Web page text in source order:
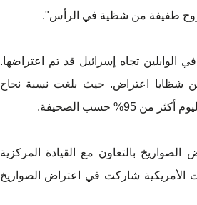
طفيفة من شظية في الرأس".
تجاه إسرائيل قد تم اعتراضها.
شظايا اعتراض. حيث بلغت نسبة نجاح
حسب الصحيفة.
بالتعاون مع القيادة المركزية
الأمريكية شاركت في اعتراض الصواريخ